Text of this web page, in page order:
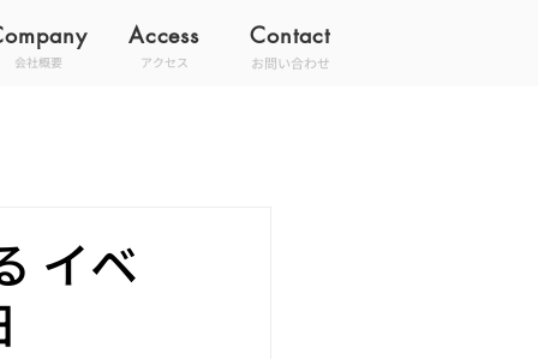
Access Contact
アクセス お問い合わせ
会社概要
イベ